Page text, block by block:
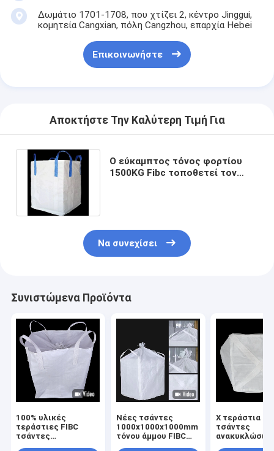
Δωμάτιο 1701-1708, που χτίζει 2, κέντρο Jinggui,
κομητεία Cangxian, πόλη Cangzhou, επαρχία Hebei
Επικοινωνήστε
Αποκτήστε Την Καλύτερη Τιμή Για
Ο εύκαμπτος τόνος φορτίου
1500KG Fibc τοποθετεί τον
Να συνεχίσει
Συνιστώμενα Προϊόντα
100% υλικές
τεράστιες FIBC
τσάντες
Νέες τσάντες
1000x1000x1000mm
τόνου άμμου FIBC
Χ τεράστια
τσάντες